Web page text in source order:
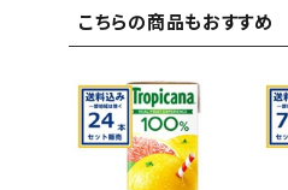
特定商取引法表示について
プライバシーポリシー
利用規約
こちらの商品もおすすめ